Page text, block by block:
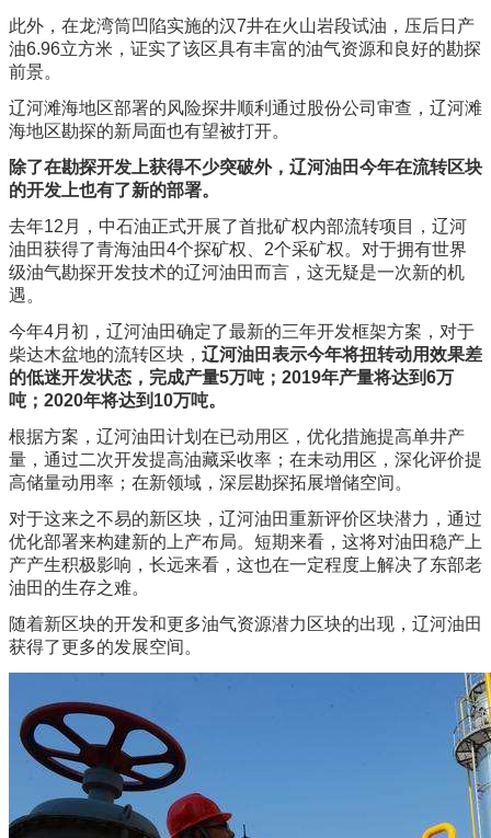
此外，在龙湾筒凹陷实施的汉7井在火山岩段试油，压后日产
油6.96立方米，证实了该区具有丰富的油气资源和良好的勘探
前景。
辽河滩海地区部署的风险探井顺利通过股份公司审查，辽河滩
海地区勘探的新局面也有望被打开。
除了在勘探开发上获得不少突破外，辽河油田今年在流转区块
的开发上也有了新的部署。
去年12月，中石油正式开展了首批矿权内部流转项目，辽河
油田获得了青海油田4个探矿权、2个采矿权。对于拥有世界
级油气勘探开发技术的辽河油田而言，这无疑是一次新的机
遇。
今年4月初，辽河油田确定了最新的三年开发框架方案，对于
柴达木盆地的流转区块， 辽河油田表示今年将扭转动用效果差
的低迷开发状态，完成产量5万吨；2019年产量将达到6万
吨；2020年将达到10万吨。
根据方案，辽河油田计划在已动用区，优化措施提高单井产
量，通过二次开发提高油藏采收率；在未动用区，深化评价提
高储量动用率；在新领域，深层勘探拓展增储空间。
对于这来之不易的新区块，辽河油田重新评价区块潜力，通过
优化部署来构建新的上产布局。短期来看，这将对油田稳产上
产产生积极影响，长远来看，这也在一定程度上解决了东部老
油田的生存之难。
随着新区块的开发和更多油气资源潜力区块的出现，辽河油田
获得了更多的发展空间。